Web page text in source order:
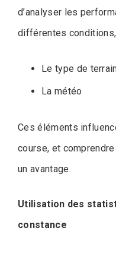
d’analyser les
différentes
Le type de
La météo
Ces éléments
course, et
un avantage.
Utilisation des
constance